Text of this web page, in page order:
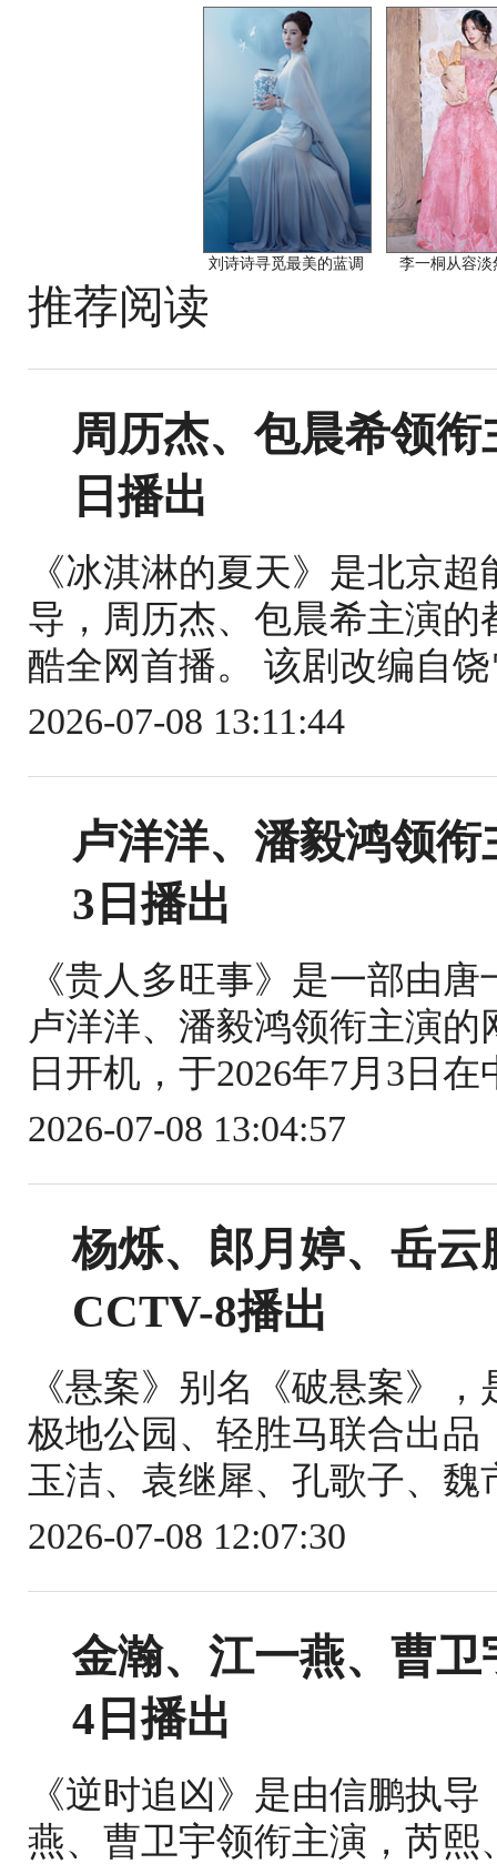
刘诗诗寻觅最美的蓝调 李一桐从容淡
推荐阅读
周历杰、包晨希领
日播出
《冰淇淋的夏天》是北京
导，周历杰、包晨希主演的
酷全网首播。 该剧改编自
2026-07-08 13:11:44
卢洋洋、潘毅鸿领
3日播出
《贵人多旺事》是一部由
卢洋洋、潘毅鸿领衔主演的
日开机，于2026年7月3日
2026-07-08 13:04:57
杨烁、郎月婷、岳
CCTV-8播出
《悬案》别名《破悬案》
极地公园、轻胜马联合出
玉洁、袁继犀、孔歌子、
2026-07-08 12:07:30
金瀚、江一燕、曹
4日播出
《逆时追凶》是由信鹏执
燕、曹卫宇领衔主演，芮